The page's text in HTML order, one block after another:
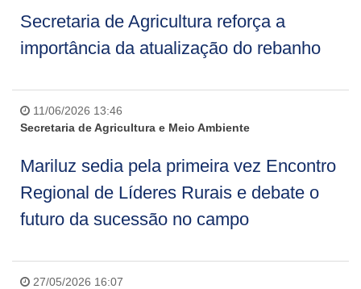
Secretaria de Agricultura reforça a
importância da atualização do rebanho
11/06/2026 13:46
Secretaria de Agricultura e Meio Ambiente
Mariluz sedia pela primeira vez Encontro
Regional de Líderes Rurais e debate o
futuro da sucessão no campo
27/05/2026 16:07